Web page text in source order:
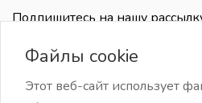
Подпишитесь на нашу
Файлы cookie
Этот веб-сайт использует